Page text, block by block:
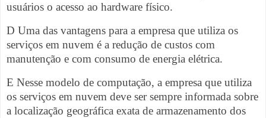
usuários o acesso ao hardware físico.
D Uma das vantagens para a empresa que utiliza os
serviços em nuvem é a redução de custos com
manutenção e com consumo de energia elétrica.
E Nesse modelo de computação, a empresa que utiliza
os serviços em nuvem deve ser sempre informada sobre
a localização geográfica exata de armazenamento dos